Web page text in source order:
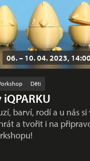
06. – 10. 04. 2023,
Děti
barví, rodí a u nás si
a tvořit i na